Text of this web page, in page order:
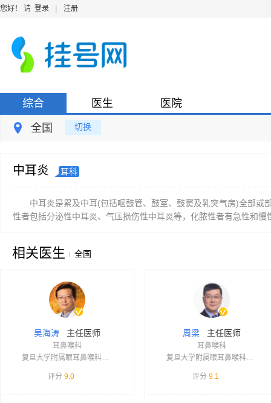
您好！ 请 登录 | 注册
综合 医生 医院
全国 切换
中耳炎 耳科
中耳炎是累及中耳(包括咽鼓管、鼓室、鼓窦及乳突气房)全部
性者包括分泌性中耳炎、气压损伤性中耳炎等，化脓性者有急性和
相关医生 全国
吴海涛 主任医师
耳鼻喉科
复旦大学附属眼耳鼻喉科医院
评分 9.0
周梁 主任医师
耳鼻喉科
复旦大学附属眼耳鼻喉科医院
评分 9.1